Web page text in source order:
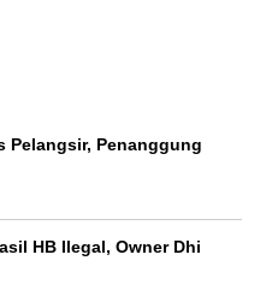
Pelangsir, Penanggung
HB Ilegal, Owner Dhi